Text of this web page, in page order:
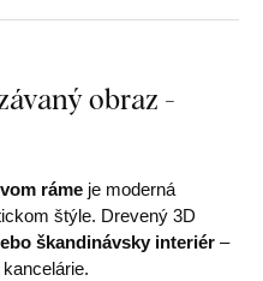
obraz -
ráme je moderná
štýle. Drevený 3D
škandinávsky interiér –